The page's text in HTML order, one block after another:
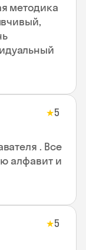
методика
★5
. Все
алфавит и
★5